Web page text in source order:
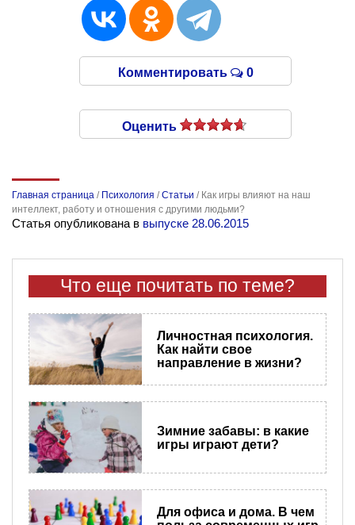
Комментировать 0
Оценить
Главная страница / Психология /Статьи / Как игры влияют на наш
интеллект, работу и отношения с другими людьми?
Статья опубликована в выпуске 28.06.2015
Что еще почитать по теме?
Личностная психология.
Как найти свое
направление в жизни?
Зимние забавы: в какие
игры играют дети?
Для офиса и дома. В чем